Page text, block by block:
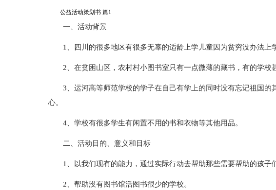
公益活动策划书 篇1
一、活动背景
1、四川的很多地区有很多无辜的适龄上学儿童因为贫穷没办法上
2、在贫困山区，农村村小图书室只有一点微薄的藏书，有的学校
3、运河高等师范学校的学子在自己有学上的同时没有忘记祖国的
心。
4、学校有很多学生有闲置不用的书和衣物等其他用品。
二、活动目的、意义和目标
1、以我们现有的能力，通过实际行动去帮助那些需要帮助的孩子
2、帮助没有图书馆活图书很少的学校。